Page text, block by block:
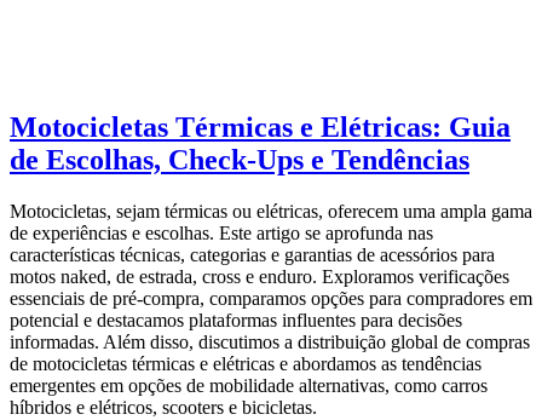
Motocicletas Térmicas e Elétricas: Guia
de Escolhas, Check-Ups e Tendências
Motocicletas, sejam térmicas ou elétricas, oferecem uma ampla gama
de experiências e escolhas. Este artigo se aprofunda nas
características técnicas, categorias e garantias de acessórios para
motos naked, de estrada, cross e enduro. Exploramos verificações
essenciais de pré-compra, comparamos opções para compradores em
potencial e destacamos plataformas influentes para decisões
informadas. Além disso, discutimos a distribuição global de compras
de motocicletas térmicas e elétricas e abordamos as tendências
emergentes em opções de mobilidade alternativas, como carros
híbridos e elétricos, scooters e bicicletas.